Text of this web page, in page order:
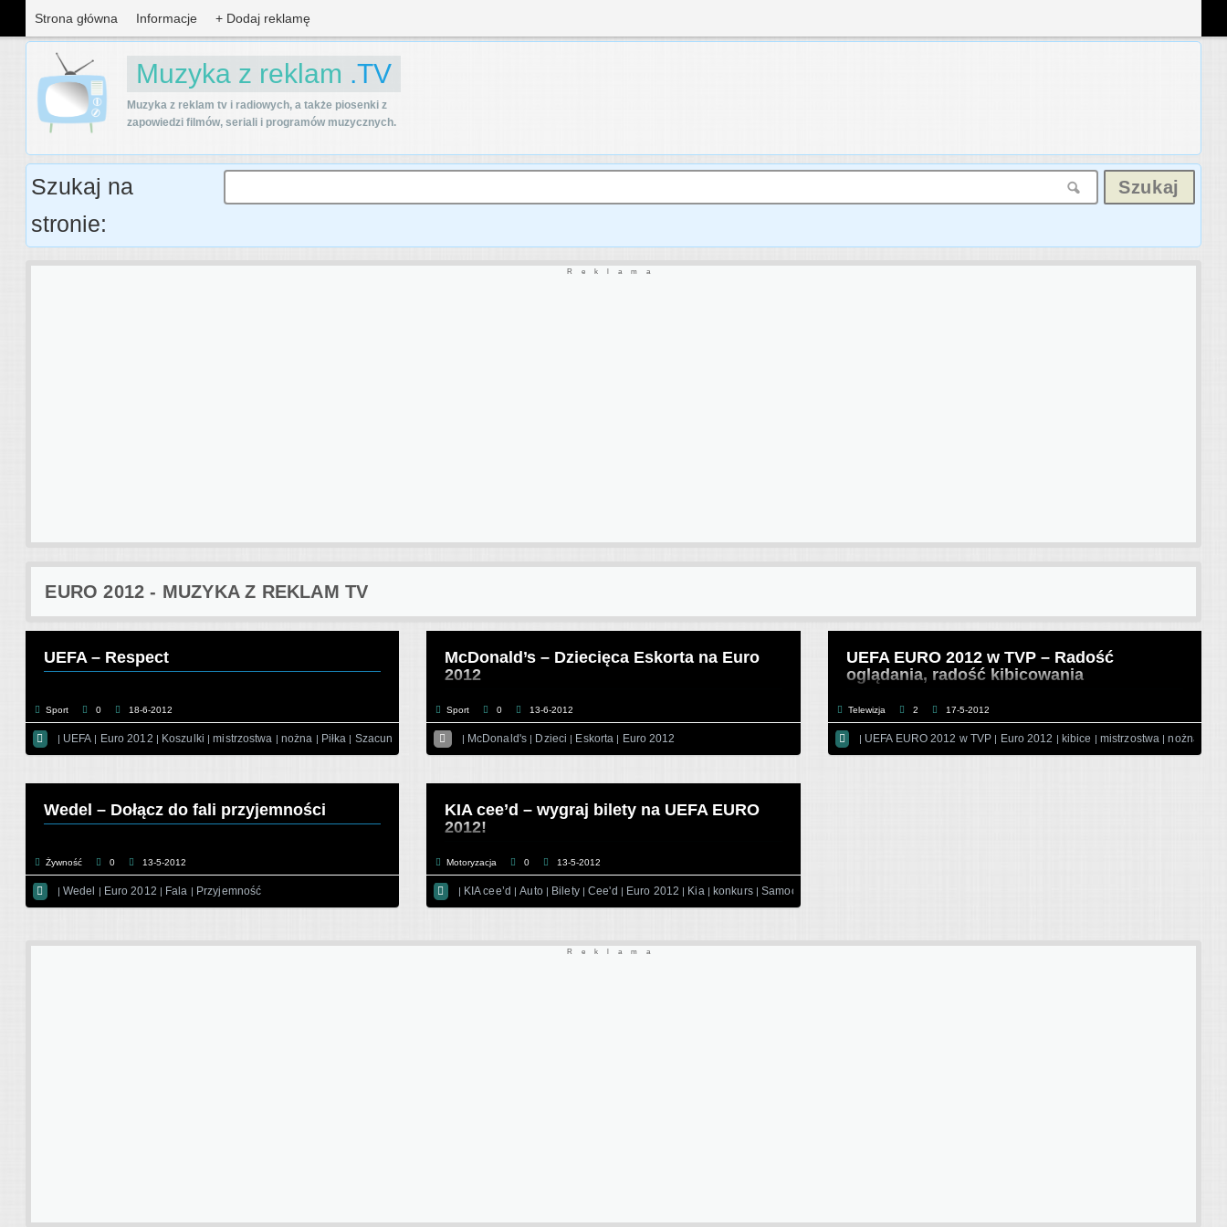
Strona główna Informacje + Dodaj reklamę
Muzyka z reklam .TV
Muzyka z reklam tv i radiowych, a także piosenki z
zapowiedzi filmów, seriali i programów muzycznych.
Szukaj na
stronie:
Reklama
EURO 2012 - MUZYKA Z REKLAM TV
UEFA – Respect
Sport 0 18-6-2012
 | UEFA | Euro 2012 | Koszulki |mistrzostwa | nożna | Piłka | Szacunek Wymiana
McDonald’s – Dziecięca Eskorta na Euro
2012
Sport 0 13-6-2012
 | McDonald's | Dzieci | Eskorta | Euro 2012
UEFA EURO 2012 w TVP – Radość
oglądania, radość kibicowania
Telewizja 2 17-5-2012
 | UEFA EURO 2012 w TVP | Euro 2012 | kibice | mistrzostwa |nożna
Wedel – Dołącz do fali przyjemności
Żywność 0 13-5-2012
 | Wedel | Euro 2012 | Fala | Przyjemność
KIA cee’d – wygraj bilety na UEFA EURO
2012!
Motoryzacja 0 13-5-2012
 | KIA cee’d |Auto| Bilety|Cee'd | Euro 2012 | Kia | konkurs|Samochód
Reklama